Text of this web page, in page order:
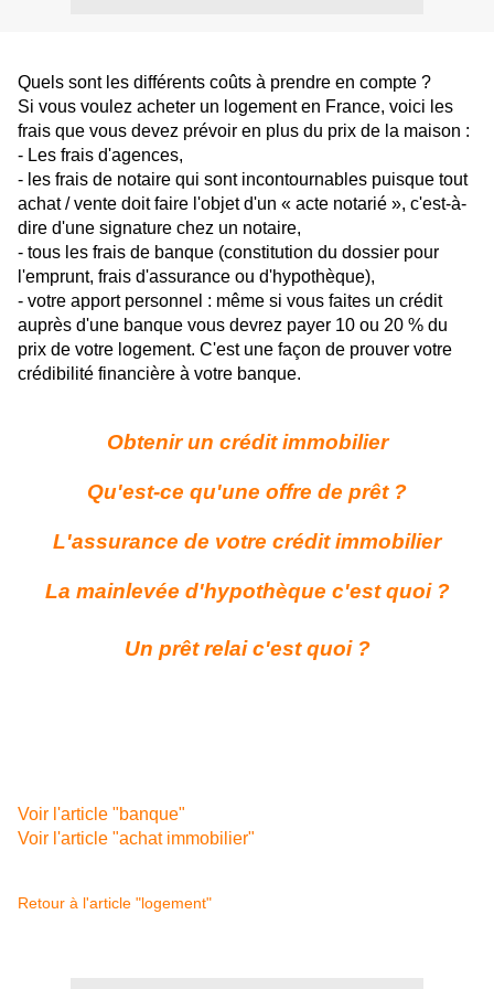
Quels sont les différents coûts à prendre en compte ?
Si vous voulez acheter un logement en France, voici les
frais que vous devez prévoir en plus du prix de la maison :
- Les frais d'agences,
- les frais de notaire qui sont incontournables puisque tout
achat / vente doit faire l'objet d'un « acte notarié », c'est-à-
dire d'une signature chez un notaire,
- tous les frais de banque (constitution du dossier pour
l'emprunt, frais d'assurance ou d'hypothèque),
- votre apport personnel : même si vous faites un crédit
auprès d'une banque vous devrez payer 10 ou 20 % du
prix de votre logement. C'est une façon de prouver votre
crédibilité financière à votre banque.
Obtenir un crédit immobilier
Qu'est-ce qu'une offre de prêt ?
L'assurance de votre crédit immobilier
La mainlevée d'hypothèque c'est quoi ?
Un prêt relai c'est quoi ?
Voir l'article "banque"
Voir l'article "achat immobilier"
Retour à l'article "logement"